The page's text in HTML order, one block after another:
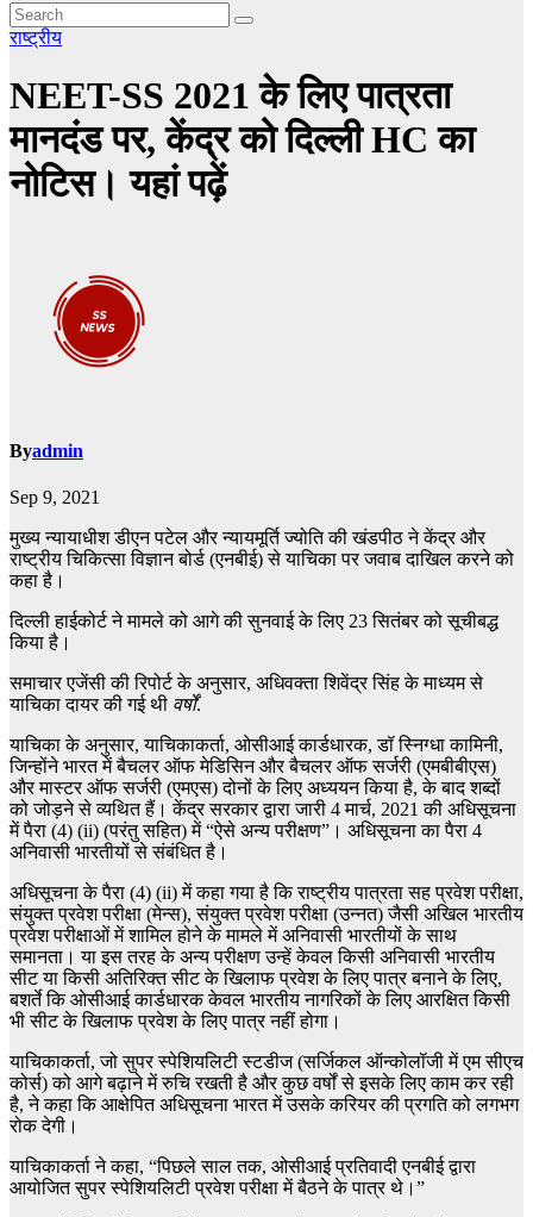
राष्ट्रीय
NEET-SS 2021 के लिए पात्रता
मानदंड पर, केंद्र को दिल्ली HC का
नोटिस। यहां पढ़ें
Byadmin
Sep 9, 2021
मुख्य न्यायाधीश डीएन पटेल और न्यायमूर्ति ज्योति की खंडपीठ ने केंद्र और
राष्ट्रीय चिकित्सा विज्ञान बोर्ड (एनबीई) से याचिका पर जवाब दाखिल करने को
कहा है।
दिल्ली हाईकोर्ट ने मामले को आगे की सुनवाई के लिए 23 सितंबर को सूचीबद्ध
किया है।
समाचार एजेंसी की रिपोर्ट के अनुसार, अधिवक्ता शिवेंद्र सिंह के माध्यम से
याचिका दायर की गई थी वर्षों.
याचिका के अनुसार, याचिकाकर्ता, ओसीआई कार्डधारक, डॉ स्निग्धा कामिनी,
जिन्होंने भारत में बैचलर ऑफ मेडिसिन और बैचलर ऑफ सर्जरी (एमबीबीएस)
और मास्टर ऑफ सर्जरी (एमएस) दोनों के लिए अध्ययन किया है, के बाद शब्दों
को जोड़ने से व्यथित हैं। केंद्र सरकार द्वारा जारी 4 मार्च, 2021 की अधिसूचना
में पैरा (4) (ii) (परंतु सहित) में “ऐसे अन्य परीक्षण”। अधिसूचना का पैरा 4
अनिवासी भारतीयों से संबंधित है।
अधिसूचना के पैरा (4) (ii) में कहा गया है कि राष्ट्रीय पात्रता सह प्रवेश परीक्षा,
संयुक्त प्रवेश परीक्षा (मेन्स), संयुक्त प्रवेश परीक्षा (उन्नत) जैसी अखिल भारतीय
प्रवेश परीक्षाओं में शामिल होने के मामले में अनिवासी भारतीयों के साथ
समानता। या इस तरह के अन्य परीक्षण उन्हें केवल किसी अनिवासी भारतीय
सीट या किसी अतिरिक्त सीट के खिलाफ प्रवेश के लिए पात्र बनाने के लिए,
बशर्ते कि ओसीआई कार्डधारक केवल भारतीय नागरिकों के लिए आरक्षित किसी
भी सीट के खिलाफ प्रवेश के लिए पात्र नहीं होगा।
याचिकाकर्ता, जो सुपर स्पेशियलिटी स्टडीज (सर्जिकल ऑन्कोलॉजी में एम सीएच
कोर्स) को आगे बढ़ाने में रुचि रखती है और कुछ वर्षों से इसके लिए काम कर रही
है, ने कहा कि आक्षेपित अधिसूचना भारत में उसके करियर की प्रगति को लगभग
रोक देगी।
याचिकाकर्ता ने कहा, “पिछले साल तक, ओसीआई प्रतिवादी एनबीई द्वारा
आयोजित सुपर स्पेशियलिटी प्रवेश परीक्षा में बैठने के पात्र थे।”